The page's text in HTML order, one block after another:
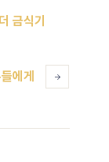
금식기
에게